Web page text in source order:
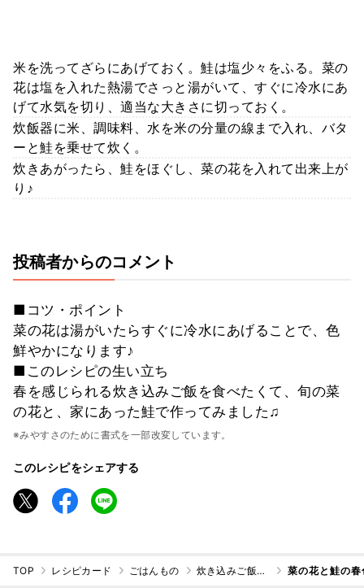
米を洗ってざらにあげておく。鮭は塩少々をふる。菜の
花は塩を入れた熱湯でさっと湯がいて、すぐに冷水にあ
げて水気を切り、適当な大きさに切っておく。
炊飯器に米、調味料、水を米の分量の線まで入れ、バタ
ーと鮭を乗せて炊く。
炊きあがったら、鮭をほぐし、菜の花を入れて出来上が
り♪
投稿者からのコメント
■コツ・ポイント
菜の花は湯がいたらすぐに冷水にあげることで、色
鮮やかになります♪
■このレシピの生い立ち
春を感じられる炊き込みご飯を食べたくて、旬の菜
の花と、家にあった鮭で作ってみました♫
※みやすさのために書式を一部改変しています。
このレシピをシェアする
TOP レシピカード ごはんもの 炊き込みご飯・混ぜご飯 菜の花と鮭の